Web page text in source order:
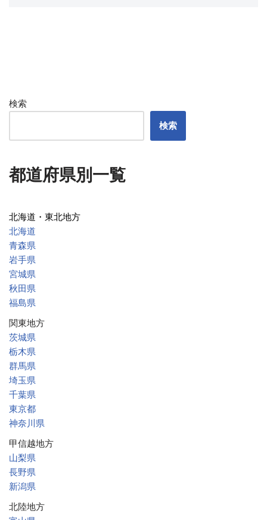
検索
検索
都道府県別一覧
北海道・東北地方
北海道
青森県
岩手県
宮城県
秋田県
福島県
関東地方
茨城県
栃木県
群馬県
埼玉県
千葉県
東京都
神奈川県
甲信越地方
山梨県
長野県
新潟県
北陸地方